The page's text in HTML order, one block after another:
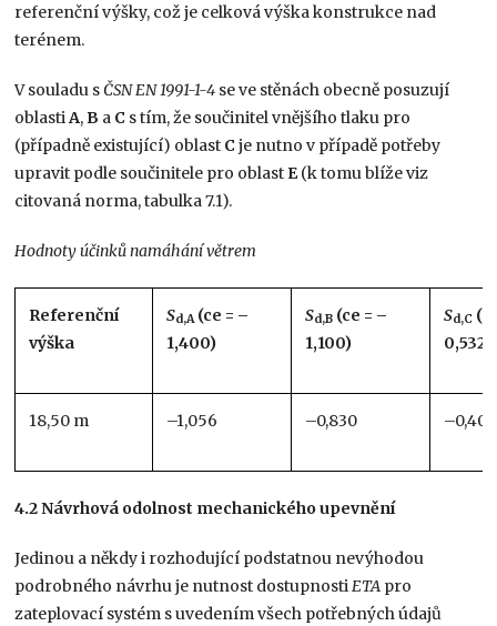
referenční výšky, což je celková výška konstrukce nad
terénem.
V souladu sČSN EN 1991-1-4 se ve stěnách obecně posuzují
oblastiA, B a C s tím, že součinitel vnějšího tlaku pro
(případně existující) oblast C je nutno v případě potřeby
upravit podle součinitele pro oblast E(k tomu blíže viz
citovaná norma, tabulka 7.1).
Hodnoty účinků namáhání větrem
Referenční
výška
Sd,A (ce = –
1,400)
Sd,B (ce = –
1,100)
Sd,C
0,532)
18,50 m –1,056 –0,830 –0,401
4.2 Návrhová odolnost mechanického upevnění
Jedinou a někdy i rozhodující podstatnou nevýhodou
podrobného návrhu je nutnost dostupnosti ETA pro
zateplovací systém s uvedením všech potřebných údajů